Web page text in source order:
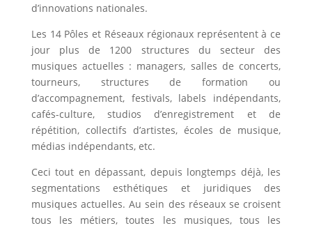
d’innovations nationales.
Les 14 Pôles et Réseaux régionaux représentent à ce
jour plus de 1200 structures du secteur des
musiques actuelles : managers, salles de concerts,
tourneurs, structures de formation ou
d’accompagnement, festivals, labels indépendants,
cafés-culture, studios d’enregistrement et de
répétition, collectifs d’artistes, écoles de musique,
médias indépendants, etc.
Ceci tout en dépassant, depuis longtemps déjà, les
segmentations esthétiques et juridiques des
musiques actuelles. Au sein des réseaux se croisent
tous les métiers, toutes les musiques, tous les